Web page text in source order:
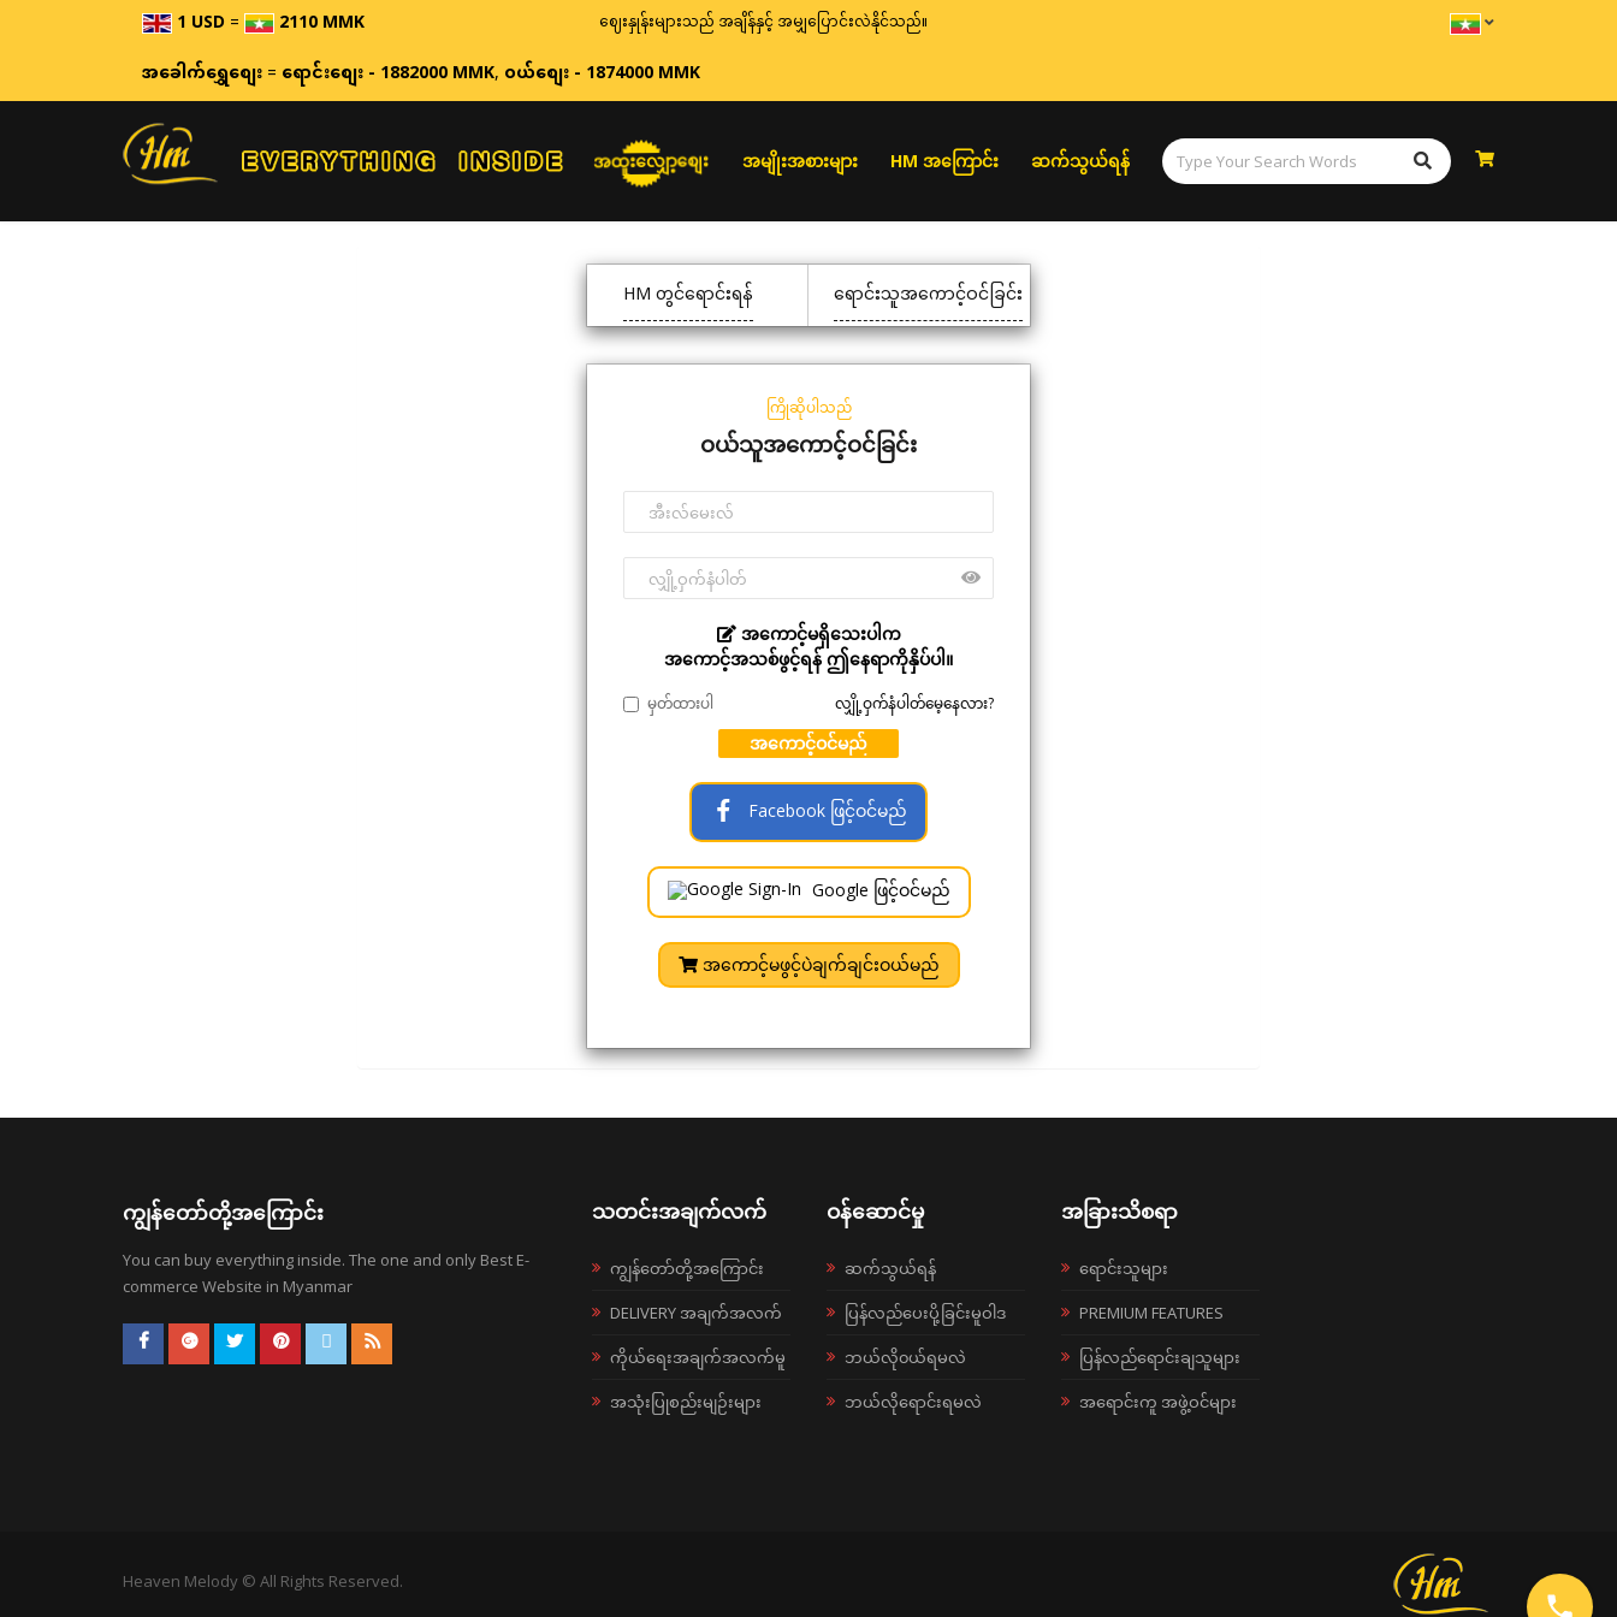
1 USD= 2110 MMK ဈေးနှုန်းများသည် အချိန်နှင့် အမျှပြောင်းလဲနိုင်သည်။
အခေါက်ရွှေစျေး=ရောင်းစျေး - 1882000 MMK,ဝယ်စျေး - 1874000 MMK
အထူးလျှော့စျေး အမျိုးအစားများ HM အကြောင်း ဆက်သွယ်ရန်
HM တွင်ရောင်းရန် ရောင်းသူအကောင့်ဝင်ခြင်း
ကြိုဆိုပါသည်
ဝယ်သူအကောင့်ဝင်ခြင်း
အကောင့်မရှိသေးပါက
အကောင့်အသစ်ဖွင့်ရန် ဤနေရာကိုနှိပ်ပါ။
မှတ်ထားပါ လျှို့ဝှက်နံပါတ်မေ့နေလား?
အကောင့်ဝင်မည်
Facebook ဖြင့်ဝင်မည်
Google ဖြင့်ဝင်မည်
အကောင့်မဖွင့်ပဲချက်ချင်းဝယ်မည်
ကျွန်တော်တို့အကြောင်း
You can buy everything inside. The one and only Best E-
commerce Website in Myanmar
သတင်းအချက်လက်
ကျွန်တော်တို့အကြောင်း
DELIVERY အချက်အလက်
ကိုယ်ရေးအချက်အလက်မူ
အသုံးပြုစည်းမျဉ်းများ
ဝန်ဆောင်မှု
ဆက်သွယ်ရန်
ပြန်လည်ပေးပို့ခြင်းမူဝါဒ
ဘယ်လို၀ယ်ရမလဲ
ဘယ်လိုရောင်းရမလဲ
အခြားသိစရာ
ရောင်းသူများ
PREMIUM FEATURES
ပြန်လည်ရောင်းချသူများ
အရောင်းကူ အဖွဲ့ဝင်များ
Heaven Melody © All Rights Reserved.